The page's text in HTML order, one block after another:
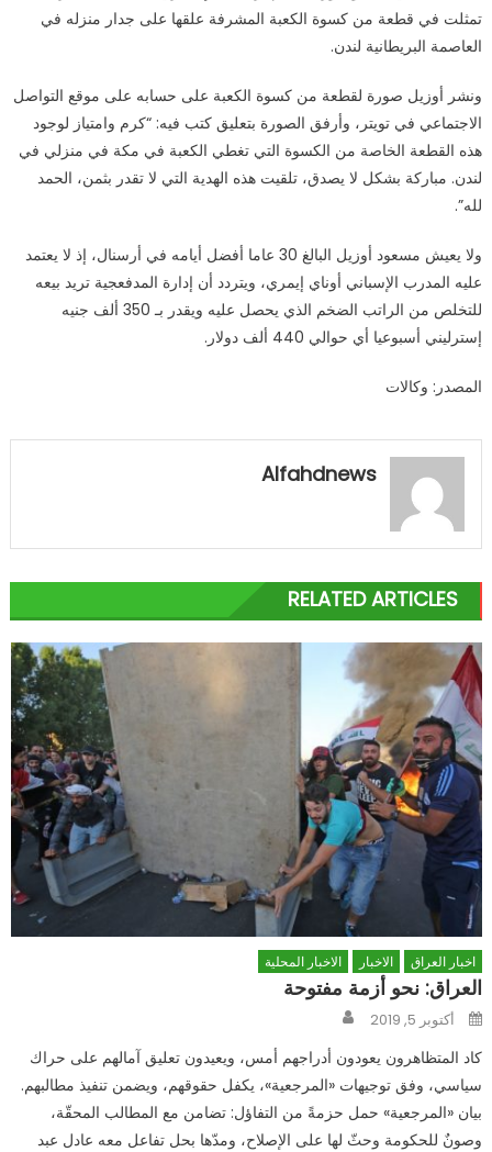
كسوة
منزل
أوزيل
مغلقة
تمثلت في قطعة من كسوة الكعبة المشرفة علقها على جدار منزله في
العاصمة البريطانية لندن.
ونشر أوزيل صورة لقطعة من كسوة الكعبة على حسابه على موقع التواصل
الاجتماعي في تويتر، وأرفق الصورة بتعليق كتب فيه: “كرم وامتياز لوجود
هذه القطعة الخاصة من الكسوة التي تغطي الكعبة في مكة في منزلي في
لندن. مباركة بشكل لا يصدق، تلقيت هذه الهدية التي لا تقدر بثمن، الحمد
لله”.
ولا يعيش مسعود أوزيل البالغ 30 عاما أفضل أيامه في أرسنال، إذ لا يعتمد
عليه المدرب الإسباني أوناي إيمري، ويتردد أن إدارة المدفعجية تريد بيعه
للتخلص من الراتب الضخم الذي يحصل عليه ويقدر بـ 350 ألف جنيه
إسترليني أسبوعيا أي حوالي 440 ألف دولار.
المصدر: وكالات
Alfahdnews
RELATED ARTICLES
اخبار العراق الاخبار الاخبار المحلية
العراق: نحو أزمة مفتوحة
Posted
onأكتوبر 5, 2019
كاد المتظاهرون يعودون أدراجهم أمس، ويعيدون تعليق آمالهم على حراك
سياسي، وفق توجيهات «المرجعية»، يكفل حقوقهم، ويضمن تنفيذ مطالبهم.
بيان «المرجعية» حمل حزمةً من التفاؤل: تضامن مع المطالب المحقّة،
وصونٌ للحكومة وحثّ لها على الإصلاح، ومدّها بحل تفاعل معه عادل عبد